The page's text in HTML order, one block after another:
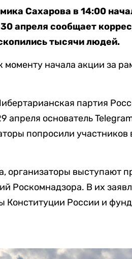
Сахарова в 14:00
апреля сообщает
тысячи людей.
моменту начала акции за
партия
апреля основатель
попросили участников
организаторы выступают
Роскомнадзора. В их
Конституции России и